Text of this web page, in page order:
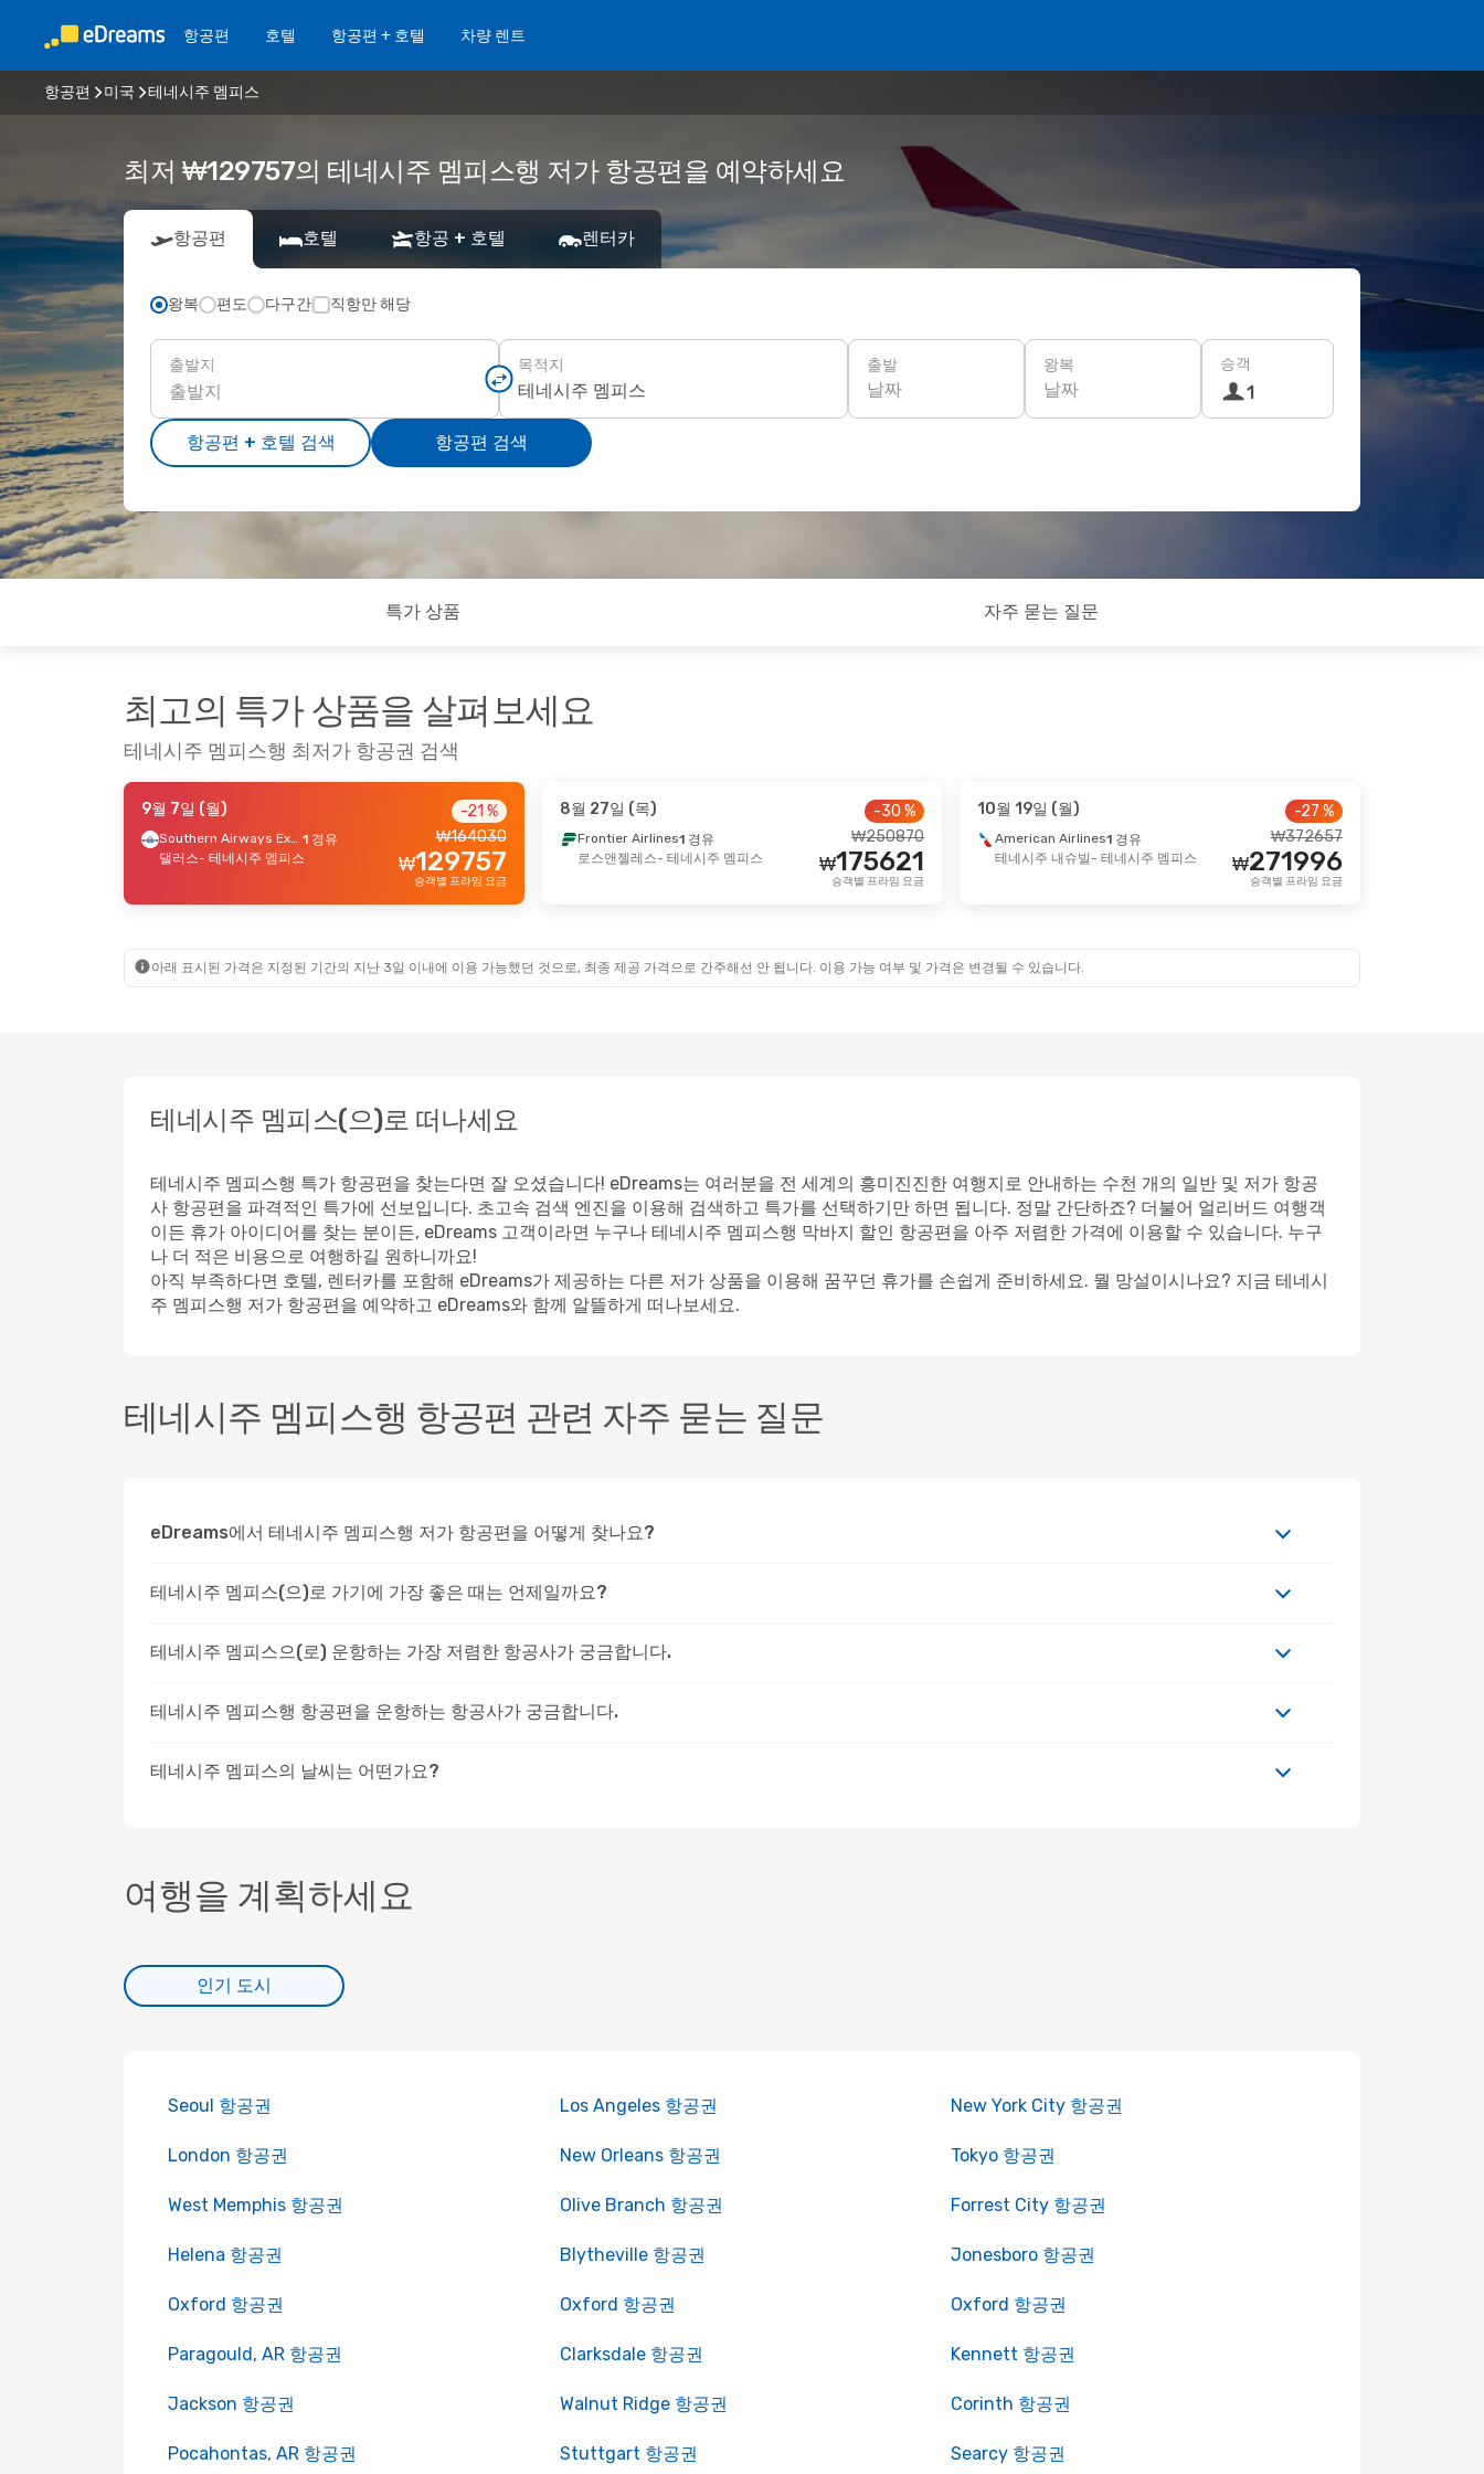
항공편 호텔 항공편 + 호텔 차량 렌트
항공편 미국 테네시주 멤피스
최저 ₩129757의 테네시주 멤피스행 저가 항공편을 예약하세요
항공편 호텔 항공 + 호텔 렌터카
왕복 편도 다구간 직항만 해당
출발지 목적지 출발
날짜
왕복
날짜
승객
1
항공편 + 호텔 검색 항공편 검색
특가 상품 자주 묻는 질문
최고의 특가 상품을 살펴보세요
테네시주 멤피스행 최저가 항공권 검색
9월 7일 (월)
Southern Airways Express 1 경유
댈러스- 테네시주 멤피스
-21 %
164030
₩
129757
₩
승객별 프라임 요금
8월 27일 (목)
Frontier Airlines1 경유
로스앤젤레스- 테네시주 멤피스
-30 %
250870
₩
175621
₩
승객별 프라임 요금
10월 19일 (월)
American Airlines1 경유
테네시주 내슈빌 - 테네시주 멤피스
-27 %
372657
₩
271996
₩
승객별 프라임 요금
아래 표시된 가격은 지정된 기간의 지난 3일 이내에 이용 가능했던 것으로, 최종 제공 가격으로 간주해선 안 됩니다. 이용 가능 여부 및 가격은 변경될 수 있습니다.
테네시주 멤피스(으)로 떠나세요
테네시주 멤피스행 특가 항공편을 찾는다면 잘 오셨습니다! eDreams는 여러분을 전 세계의 흥미진진한 여행지로 안내하는 수천 개의 일반 및 저가 항공
사 항공편을 파격적인 특가에 선보입니다. 초고속 검색 엔진을 이용해 검색하고 특가를 선택하기만 하면 됩니다. 정말 간단하죠? 더불어 얼리버드 여행객
이든 휴가 아이디어를 찾는 분이든, eDreams 고객이라면 누구나 테네시주 멤피스행 막바지 할인 항공편을 아주 저렴한 가격에 이용할 수 있습니다. 누구
나 더 적은 비용으로 여행하길 원하니까요!
아직 부족하다면 호텔, 렌터카를 포함해 eDreams가 제공하는 다른 저가 상품을 이용해 꿈꾸던 휴가를 손쉽게 준비하세요. 뭘 망설이시나요? 지금 테네시
주 멤피스행 저가 항공편을 예약하고 eDreams와 함께 알뜰하게 떠나보세요.
테네시주 멤피스행 항공편 관련 자주 묻는 질문
eDreams에서 테네시주 멤피스행 저가 항공편을 어떻게 찾나요?
테네시주 멤피스(으)로 가기에 가장 좋은 때는 언제일까요?
테네시주 멤피스으(로) 운항하는 가장 저렴한 항공사가 궁금합니다.
테네시주 멤피스행 항공편을 운항하는 항공사가 궁금합니다.
테네시주 멤피스의 날씨는 어떤가요?
여행을 계획하세요
인기 도시
Seoul 항공권 Los Angeles 항공권 New York City 항공권
London 항공권 New Orleans 항공권 Tokyo 항공권
West Memphis 항공권 Olive Branch 항공권 Forrest City 항공권
Helena 항공권 Blytheville 항공권 Jonesboro 항공권
Oxford 항공권 Oxford 항공권 Oxford 항공권
Paragould, AR 항공권 Clarksdale 항공권 Kennett 항공권
Jackson 항공권 Walnut Ridge 항공권 Corinth 항공권
Pocahontas, AR 항공권 Stuttgart 항공권 Searcy 항공권